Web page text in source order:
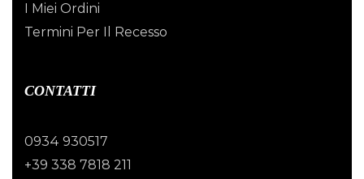
I Miei Ordini
Termini Per Il Recesso
CONTATTI
0934 930517
+39 338 7818 211